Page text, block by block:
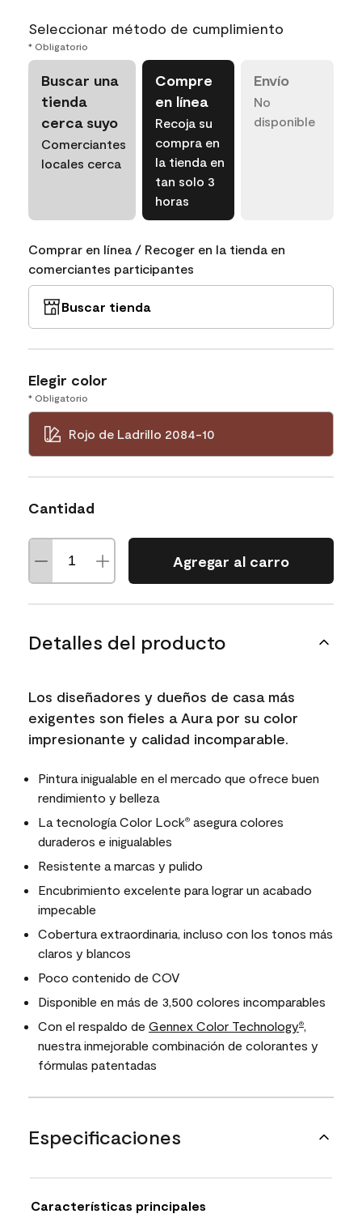
Seleccionar método de cumplimiento
* Obligatorio
Buscar una
tienda
cerca suyo
Comerciantes
locales cerca
Compre
en línea
Recoja su
compra en
la tienda en
tan solo 3
horas
Envío
No
disponible
Comprar en línea / Recoger en la tienda en
comerciantes participantes
Buscar tienda
Elegir color
* Obligatorio
Rojo de Ladrillo 2084-10
Cantidad
Agregar al carro
Detalles del producto
Los diseñadores y dueños de casa más
exigentes son fieles a Aura por su color
impresionante y calidad incomparable.
Pintura inigualable en el mercado que ofrece buen
rendimiento y belleza
La tecnología Color Lock® asegura colores
duraderos e inigualables
Resistente a marcas y pulido
Encubrimiento excelente para lograr un acabado
impecable
Cobertura extraordinaria, incluso con los tonos más
claros y blancos
Poco contenido de COV
Disponible en más de 3,500 colores incomparables
Con el respaldo de Gennex Color Technology®,
nuestra inmejorable combinación de colorantes y
fórmulas patentadas
Especificaciones
Características principales